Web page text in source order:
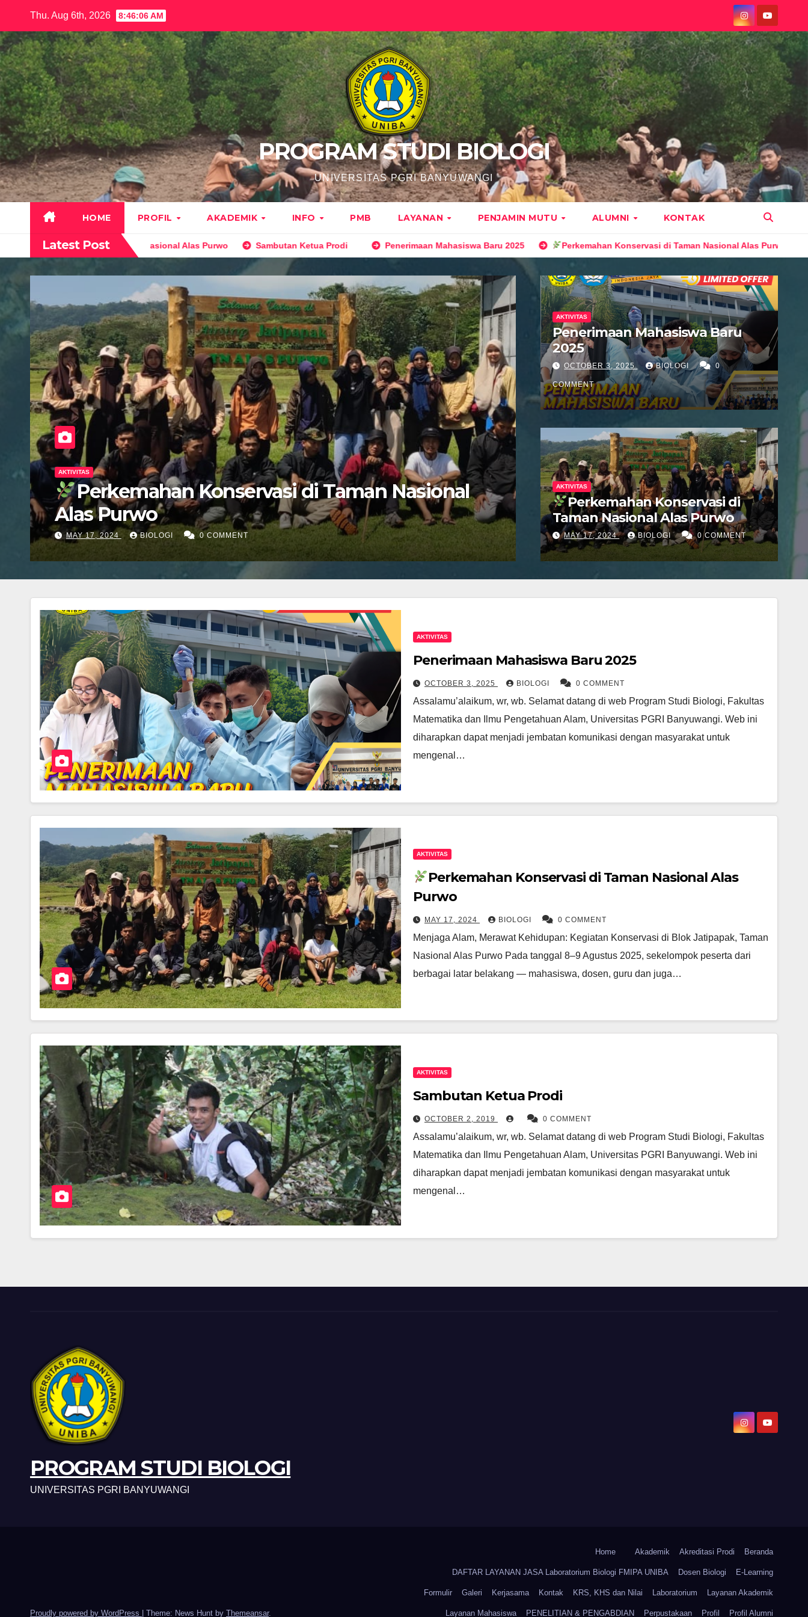
content
Thu. Aug 6th, 2026 8:46:07 AM
PROGRAM STUDI BIOLOGI
UNIVERSITAS PGRI BANYUWANGI
HOME PROFIL AKADEMIK INFO PMB LAYANAN PENJAMIN MUTU ALUMNI KONTAK
Latest Post
Konservasi di Taman Nasional Alas Purwo Sambutan Ketua Prodi Penerimaan Mahasiswa Baru 2025 Perkemahan Konservasi di Taman Nasional Alas Purwo
AKTIVITAS
Perkemahan Konservasi di Taman Nasional
Alas Purwo
MAY 17, 2024 BIOLOGI 0 COMMENT
AKTIVITAS
Sambutan Ketua Prodi
OCTOBER 2, 2019 0 COMMENT
AKTIVITAS
Penerimaan Mahasiswa Baru
2025
OCTOBER 3, 2025 BIOLOGI 0
COMMENT
AKTIVITAS
Perkemahan Konservasi di
Taman Nasional Alas Purwo
MAY 17, 2024 BIOLOGI 0 COMMENT
AKTIVITAS
Penerimaan Mahasiswa Baru 2025
OCTOBER 3, 2025 BIOLOGI 0 COMMENT
Assalamu’alaikum, wr, wb. Selamat datang di web Program Studi Biologi, Fakultas
Matematika dan Ilmu Pengetahuan Alam, Universitas PGRI Banyuwangi. Web ini
diharapkan dapat menjadi jembatan komunikasi dengan masyarakat untuk
mengenal…
AKTIVITAS
Perkemahan Konservasi di Taman Nasional Alas
Purwo
MAY 17, 2024 BIOLOGI 0 COMMENT
Menjaga Alam, Merawat Kehidupan: Kegiatan Konservasi di Blok Jatipapak, Taman
Nasional Alas Purwo Pada tanggal 8–9 Agustus 2025, sekelompok peserta dari
berbagai latar belakang — mahasiswa, dosen, guru dan juga…
AKTIVITAS
Sambutan Ketua Prodi
OCTOBER 2, 2019 0 COMMENT
Assalamu’alaikum, wr, wb. Selamat datang di web Program Studi Biologi, Fakultas
Matematika dan Ilmu Pengetahuan Alam, Universitas PGRI Banyuwangi. Web ini
diharapkan dapat menjadi jembatan komunikasi dengan masyarakat untuk
mengenal…
PROGRAM STUDI BIOLOGI
UNIVERSITAS PGRI BANYUWANGI
Proudly powered by WordPress | Theme: News Hunt by Themeansar.
Home Akademik Akreditasi Prodi Beranda
DAFTAR LAYANAN JASA Laboratorium Biologi FMIPA UNIBA Dosen Biologi E-Learning
Formulir Galeri Kerjasama Kontak KRS, KHS dan Nilai Laboratorium Layanan Akademik
Layanan Mahasiswa PENELITIAN & PENGABDIAN Perpustakaan Profil Profil Alumni